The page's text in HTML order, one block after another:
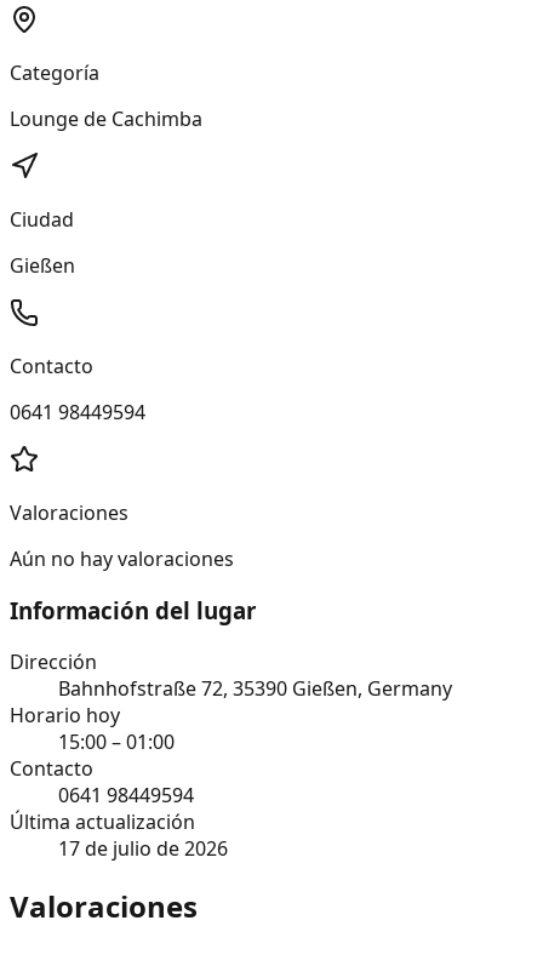
Categoría
Lounge de Cachimba
Ciudad
Gießen
Contacto
0641 98449594
Valoraciones
Aún no hay valoraciones
Información del lugar
Dirección
Bahnhofstraße 72, 35390 Gießen, Germany
Horario hoy
15:00 – 01:00
Contacto
0641 98449594
Última actualización
17 de julio de 2026
Valoraciones